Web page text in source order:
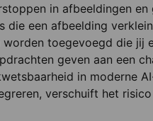
in afbeeldingen
die een afbeelding
worden toegevoegd die jij
geven aan een
in moderne
verschuift het